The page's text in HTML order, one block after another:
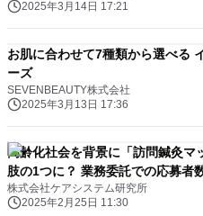
2025年3月14日 17:21
お肌に合わせて7種類から選べる イオン導入用高濃度※ 美容液シリ
ーズ
SEVENBEAUTY株式会社
2025年3月13日 17:36
高齢化社会を背景に「訪問鍼灸マ
肢の1つに？ 業務委託での応募者
株式会社ケアシステム研究所
2025年2月25日 11:30